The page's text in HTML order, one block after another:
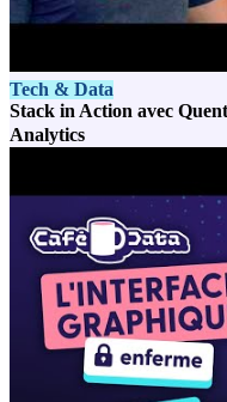
Tech & Data
Stack in Action avec
Analytics